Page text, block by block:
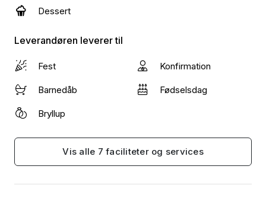
mens du fokuserer på at dele glæden ved god smag
din begivenhed ekstraordinær med vores fantastiske
Dessert
Leverandøren leverer til
Fest Konfirmation
Barnedåb Fødselsdag
Bryllup
Vis alle 7 faciliteter og services